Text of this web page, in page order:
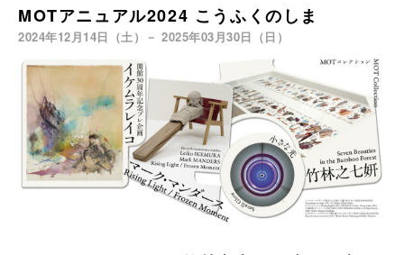
MOTアニュアル2024 こうふくのしま
2024年12月14日（土）－ 2025年03月30日（日）